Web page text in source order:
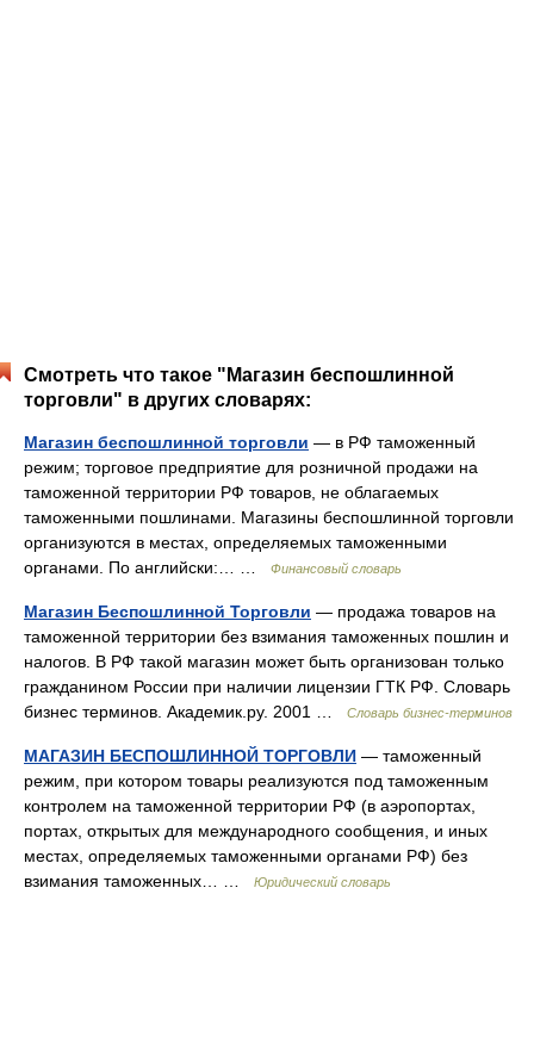
Смотреть что такое "Магазин беспошлинной
торговли" в других словарях:
Магазин беспошлинной торговли — в РФ таможенный
режим; торговое предприятие для розничной продажи на
таможенной территории РФ товаров, не облагаемых
таможенными пошлинами. Магазины беспошлинной торговли
организуются в местах, определяемых таможенными
органами. По английски:… …
Финансовый словарь
Магазин Беспошлинной Торговли — продажа товаров на
таможенной территории без взимания таможенных пошлин и
налогов. В РФ такой магазин может быть организован только
гражданином России при наличии лицензии ГТК РФ. Словарь
бизнес терминов. Академик.ру. 2001 …
Словарь бизнес-терминов
МАГАЗИН БЕСПОШЛИННОЙ ТОРГОВЛИ — таможенный
режим, при котором товары реализуются под таможенным
контролем на таможенной территории РФ (в аэропортах,
портах, открытых для международного сообщения, и иных
местах, определяемых таможенными органами РФ) без
взимания таможенных… …
Юридический словарь